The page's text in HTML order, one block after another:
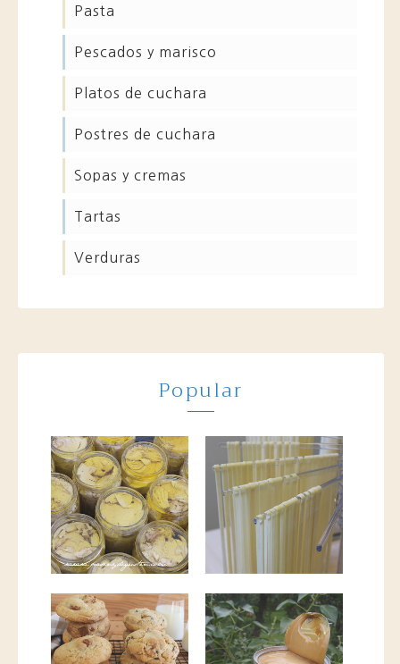
pasta
pescados y marisco
platos de cuchara
postres de cuchara
sopas y cremas
tartas
verduras
Popular